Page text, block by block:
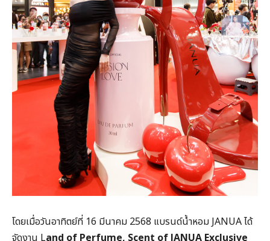
โดยเมื่อวันอาทิตย์ที่ 16 มีนาคม 2568 แบรนด์น้ำหอม JANUA ได้
จัดงาน Land of Perfume, Scent of JANUA Exclusive